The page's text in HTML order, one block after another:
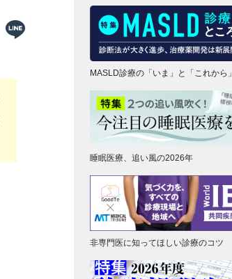
MASLD診療の「いま」と「これから」
睡眠医療、追い風の2026年
非専門医に知ってほしい診療のコツ